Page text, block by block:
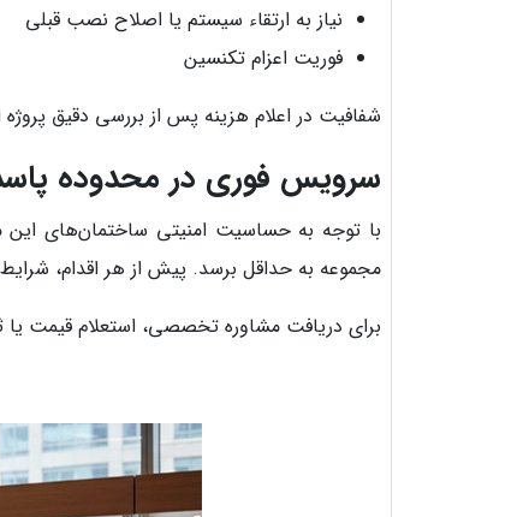
نیاز به ارتقاء سیستم یا اصلاح نصب قبلی
فوریت اعزام تکنسین
شفافیت در اعلام هزینه پس از بررسی دقیق
سرویس فوری در محدوده
با توجه به حساسیت امنیتی ساختمان‌های این
مجموعه به حداقل برسد. پیش از هر اقدام،
برای دریافت مشاوره تخصصی، استعلام قیمت